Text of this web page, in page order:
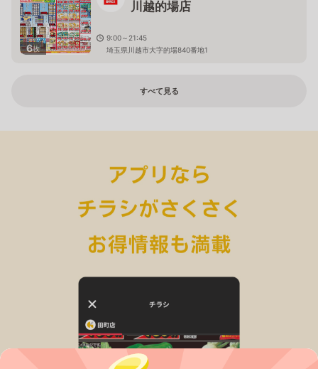
6枚
川越的場店
9:00～21:45
埼玉県川越市大字的場840番地1
すべて見る